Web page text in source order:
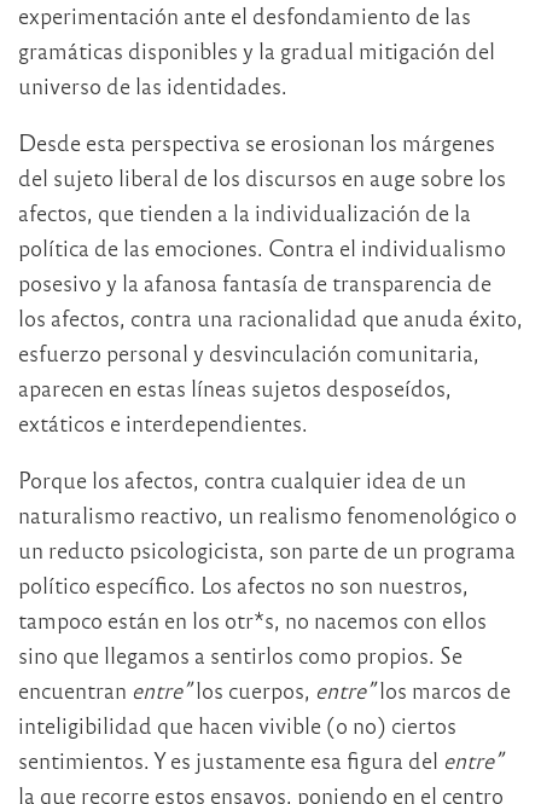
experimentación ante el desfondamiento de las
gramáticas disponibles y la gradual mitigación del
universo de las identidades.
Desde esta perspectiva se erosionan los márgenes
del sujeto liberal de los discursos en auge sobre los
afectos, que tienden a la individualización de la
política de las emociones. Contra el individualismo
posesivo y la afanosa fantasía de transparencia de
los afectos, contra una racionalidad que anuda éxito,
esfuerzo personal y desvinculación comunitaria,
aparecen en estas líneas sujetos desposeídos,
extáticos e interdependientes.
Porque los afectos, contra cualquier idea de un
naturalismo reactivo, un realismo fenomenológico o
un reducto psicologicista, son parte de un programa
político específico. Los afectos no son nuestros,
tampoco están en los otr*s, no nacemos con ellos
sino que llegamos a sentirlos como propios. Se
encuentran entre”los cuerpos, entre”los marcos de
inteligibilidad que hacen vivible (o no) ciertos
sentimientos. Y es justamente esa figura del entre”
la que recorre estos ensayos, poniendo en el centro